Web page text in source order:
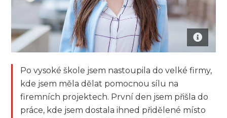
Po vysoké škole jsem nastoupila do velké firmy,
kde jsem měla dělat pomocnou sílu na
firemních projektech. První den jsem přišla do
práce, kde jsem dostala ihned přidělené místo